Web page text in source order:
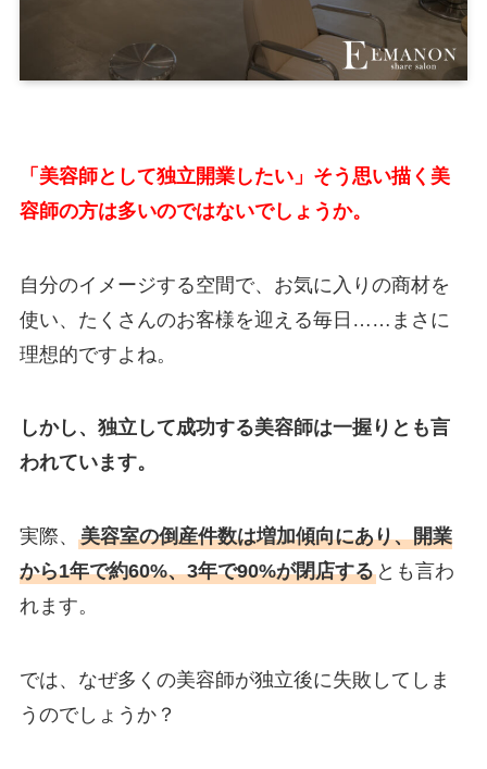
「美容師として独立開業したい」そう思い描く美
容師の方は多いのではないでしょうか。
自分のイメージする空間で、お気に入りの商材を
使い、たくさんのお客様を迎える毎日……まさに
理想的ですよね。
しかし、独立して成功する美容師は一握りとも言
われています。
実際、 美容室の倒産件数は増加傾向にあり、開業
から1年で約60%、3年で90%が閉店するとも言わ
れます。
では、なぜ多くの美容師が独立後に失敗してしま
うのでしょうか？